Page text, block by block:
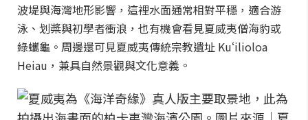
波堤與海灣地形影響，這裡水面通常相對平穩，適合游
泳、划槳與初學者衝浪，也有機會看見夏威夷僧海豹或
綠蠵龜。周邊還可見夏威夷傳統宗教遺址 Kuʻilioloa
Heiau，兼具自然景觀與文化意義。